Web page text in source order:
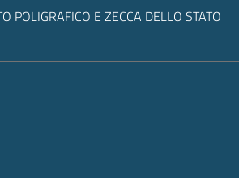
POLIGRAFICO E ZECCA DELLO STATO
Utili